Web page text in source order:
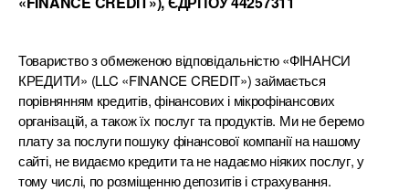
Товариство з обмеженою відповідальністю «ФІНАНСИ
КРЕДИТИ» (LLC «FINANCE CREDIT») займається
порівнянням кредитів, фінансових і мікрофінансових
організацій, а також їх послуг та продуктів. Ми не беремо
плату за послуги пошуку фінансової компанії на нашому
сайті, не видаємо кредити та не надаємо ніяких послуг, у
тому числі, по розміщенню депозитів і страхування.